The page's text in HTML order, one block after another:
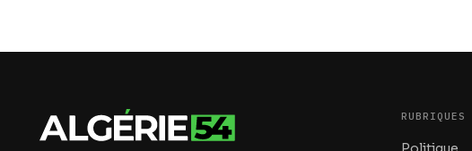
RUBRIQUES